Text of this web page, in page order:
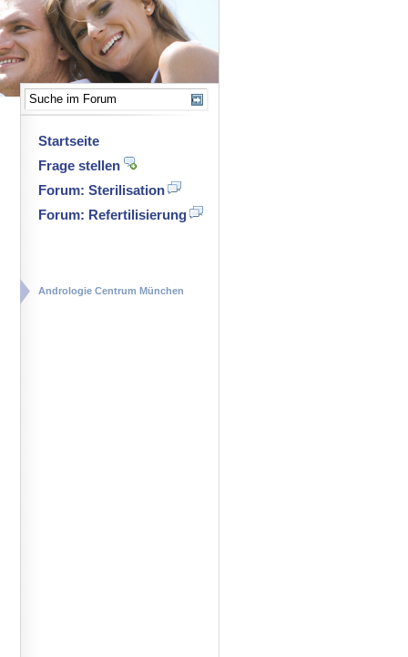
Startseite
Frage stellen
Forum: Sterilisation
Forum: Refertilisierung
Andrologie Centrum München